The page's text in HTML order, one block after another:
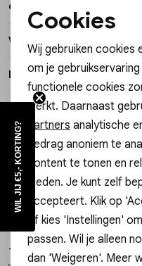
Vesten
Jassen
Lingerie
Over dit item
Winkelvoorraad
Kenmerken
Verzending /
Retourneren
Style dit met
Freebird
JURK DONNE LS JURK DONNE
119,95
Noodzakelijke
Analytische
Marketing
Cookies
Wij gebruiken cookies
om je
functionele cookies
werkt. Daarnaast
partners analytische
gedrag anoniem te
content te tonen en
bieden. Je kunt zelf
accepteert. Klik op
of kies 'Instellingen'
passen. Wil je alleen
dan 'Weigeren'. Meer
WIL JIJ €5,- KORTING?